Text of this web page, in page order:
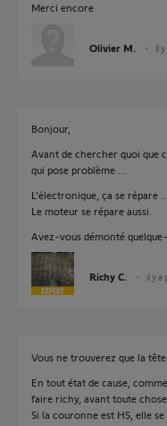
Merci encore
Olivier M. il
Bonjour,
Avant de chercher quoi que
qui pose problème ...
L'électronique, ça se répare ...
Le moteur se répare aussi.
Avez-vous démonté
Richy C. il y a
Vous ne trouverez que la
En tout état de cause,
faire richy, avant toute
Si la couronne est HS, elle se